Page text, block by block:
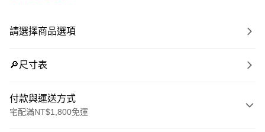
請選擇商品選項
🔎尺寸表
付款與運送方式
宅配滿NT$1,800免運